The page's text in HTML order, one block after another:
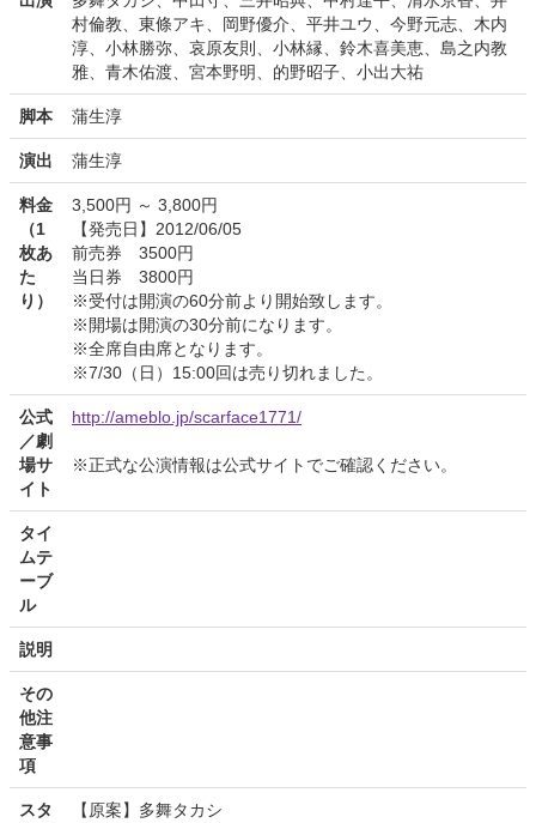
村倫教、東條アキ、岡野優介、平井ユウ、今野元志、木内
淳、小林勝弥、哀原友則、小林縁、鈴木喜美恵、島之内教
雅、青木佑渡、宮本野明、的野昭子、小出大祐
脚本 蒲生淳
演出 蒲生淳
料金
（1
枚あ
た
り）
3,500円 ～ 3,800円
【発売日】2012/06/05
前売券 3500円
当日券 3800円
※受付は開演の60分前より開始致します。
※開場は開演の30分前になります。
※全席自由席となります。
※7/30（日）15:00回は売り切れました。
公式
／劇
場サ
イト
http://ameblo.jp/scarface1771/
※正式な公演情報は公式サイトでご確認ください。
タイ
ムテ
ーブ
ル
説明
その
他注
意事
項
スタ
【原案】多舞タカシ